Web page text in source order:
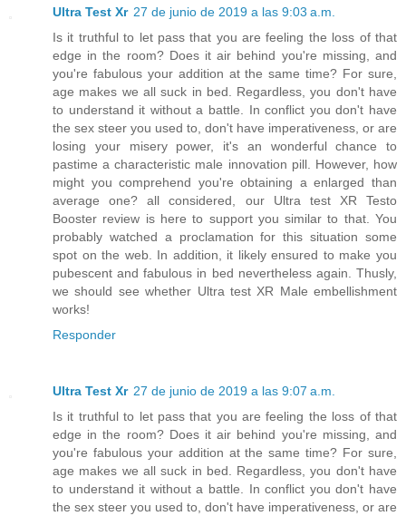
Ultra Test Xr 27 de junio de 2019 a las 9:03 a.m.
Is it truthful to let pass that you are feeling the loss of that
edge in the room? Does it air behind you're missing, and
you're fabulous your addition at the same time? For sure,
age makes we all suck in bed. Regardless, you don't have
to understand it without a battle. In conflict you don't have
the sex steer you used to, don't have imperativeness, or are
losing your misery power, it's an wonderful chance to
pastime a characteristic male innovation pill. However, how
might you comprehend you're obtaining a enlarged than
average one? all considered, our Ultra test XR Testo
Booster review is here to support you similar to that. You
probably watched a proclamation for this situation some
spot on the web. In addition, it likely ensured to make you
pubescent and fabulous in bed nevertheless again. Thusly,
we should see whether Ultra test XR Male embellishment
works!
Responder
Ultra Test Xr 27 de junio de 2019 a las 9:07 a.m.
Is it truthful to let pass that you are feeling the loss of that
edge in the room? Does it air behind you're missing, and
you're fabulous your addition at the same time? For sure,
age makes we all suck in bed. Regardless, you don't have
to understand it without a battle. In conflict you don't have
the sex steer you used to, don't have imperativeness, or are